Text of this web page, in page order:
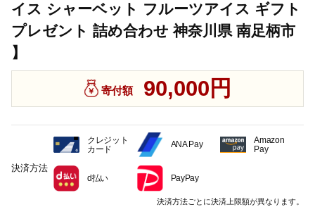
イス シャーベット フルーツアイス ギフト
プレゼント 詰め合わせ 神奈川県 南足柄市
】
寄付額 90,000円
決済方法
クレジット
カード
ANA Pay
Amazon
Pay
d払い PayPay
決済方法ごとに決済上限額が異なります。